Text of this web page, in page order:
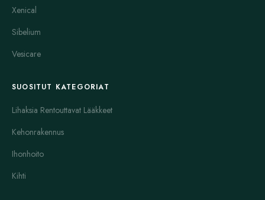
Xenical
Sibelium
Vesicare
SUOSITUT KATEGORIAT
Lihaksia Rentouttavat Lääkkeet
Kehonrakennus
Ihonhoito
Kihti